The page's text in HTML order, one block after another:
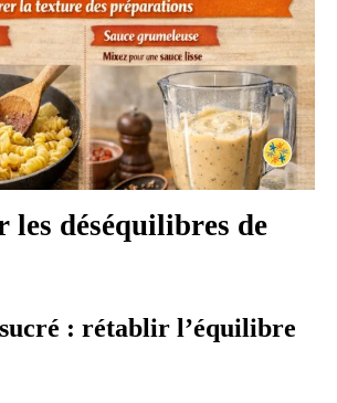
les déséquilibres de
: rétablir l’équilibre